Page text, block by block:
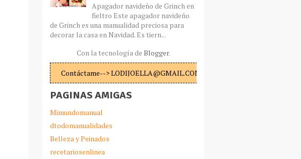
Apagador navideño de Grinch en
fieltro Este apagador navideño
de Grinch es una manualidad preciosa para
decorar la casa en Navidad. Es tiern...
Con la tecnología de Blogger.
Contáctame--> LODIJOELLA@GMAIL.COM
PAGINAS AMIGAS
Mimundomanual
dtodomanualidades
Belleza y Peinados
recetariosenlinea